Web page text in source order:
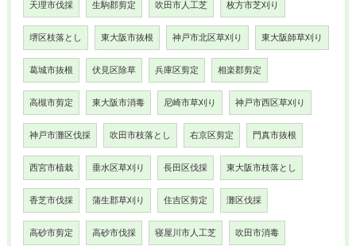
天理市伐採 生駒郡剪定 吹田市人工芝 枚方市芝刈り
堺区枝落とし 東大阪市抜根 神戸市北区草刈り 東大阪師草刈り
葛城市抜根 伏見区除草 兵庫区剪定 相楽郡剪定
高槻市剪定 東大阪市消毒 尼崎市草刈り 神戸市西区草刈り
神戸市灘区伐採 吹田市枝落とし 右京区剪定 門真市抜根
西宮市植栽 垂水区草刈り 長田区伐採 東大阪市枝落とし
香芝市伐採 蒲生郡草刈り 住吉区剪定 灘区伐採
高砂市剪定 高砂市伐採 寝屋川市人工芝 吹田市消毒